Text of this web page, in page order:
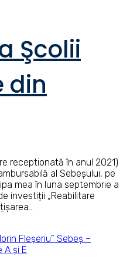
Şcolii
din
receptionată în anul 2021)
al Sebeșului, pe
mea în luna septembrie a
investiții „Reabilitare